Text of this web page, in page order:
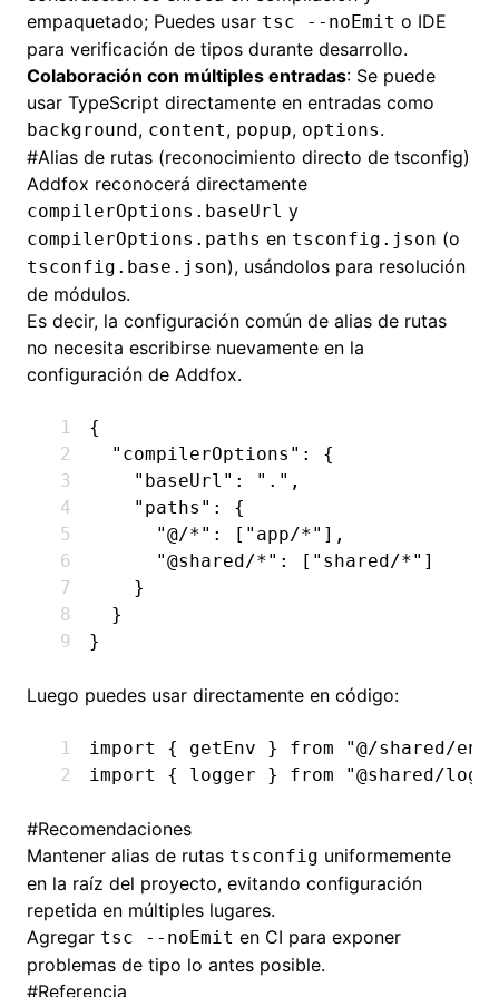
empaquetado; Puedes usar tsc --noEmit o IDE
para verificación de tipos durante desarrollo.
Colaboración con múltiples entradas: Se puede
usar TypeScript directamente en entradas como
background, content, popup, options.
#Alias de rutas (reconocimiento directo de tsconfig)
Addfox reconocerá directamente
compilerOptions.baseUrl y
compilerOptions.paths en tsconfig.json (o
tsconfig.base.json), usándolos para resolución
de módulos.
Es decir, la configuración común de alias de rutas
no necesita escribirse nuevamente en la
configuración de Addfox.
{
  "compilerOptions"
:
{
    "baseUrl"
: "." ,
    "paths"
:
{
      "@/*"
: [ "app/*" ] ,
      "@shared/*"
: [ "shared/*" ]
    }
  }
}
Luego puedes usar directamente en código:
import { getEnv } from "@/shared/
import
{ logger } from "@shared/
#Recomendaciones
Mantener alias de rutas tsconfig uniformemente
en la raíz del proyecto, evitando configuración
repetida en múltiples lugares.
Agregar tsc --noEmit en CI para exponer
problemas de tipo lo antes posible.
#Referencia